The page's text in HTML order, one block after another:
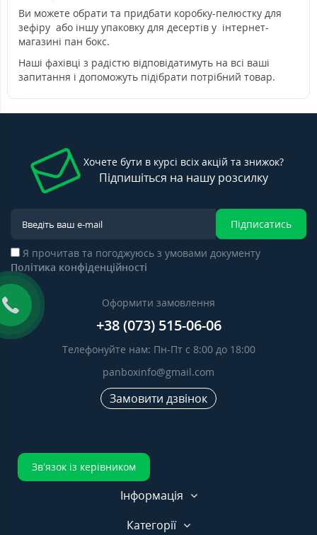
Ви можете обрати та придбати коробку-пелюстку для
зефіру або іншу упаковку для десертів у інтернет-
магазині пан бокс.
Наші фахівці з радістю відповідатимуть на всі ваші
запитання і допоможуть підібрати потрібний товар.
Хочете бути в курсі всіх акцій та знижок?
Підпишіться на нашу розсилку
Підписатись
Я прочитав та погоджуюсь з умовами документу
Політика конфіденційності
Оформити замовлення
+38 (073) 515-06-06
Телефонуйте нам: Пн-Пт с 8:00 до 18:00
panboxinfo@gmail.com
Замовити дзвінок
Зв’язок із керівником
Інформація
Категорії